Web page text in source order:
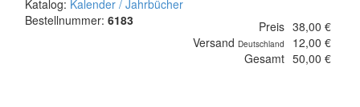
Katalog: Kalender / Jahrbücher
Bestellnummer: 6183 Preis 38,00 €
Versand Deutschland
12,00 €
Gesamt 50,00 €